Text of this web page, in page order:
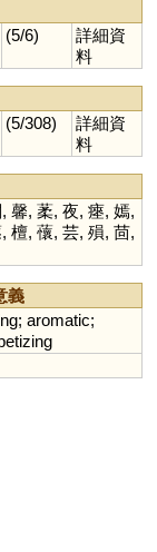
(5/6)
詳細資
料
(5/308)
詳細資
料
, 馨, 葇, 夜, 瘞, 嫣,
, 檀, 蘹, 芸, 殞, 茴,
義
; aromatic;